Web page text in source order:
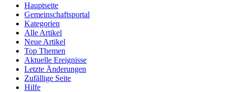
Hauptseite
Gemeinschaftsportal
Kategorien
Alle Artikel
Neue Artikel
Top Themen
Aktuelle Ereignisse
Letzte Änderungen
Zufällige Seite
Hilfe